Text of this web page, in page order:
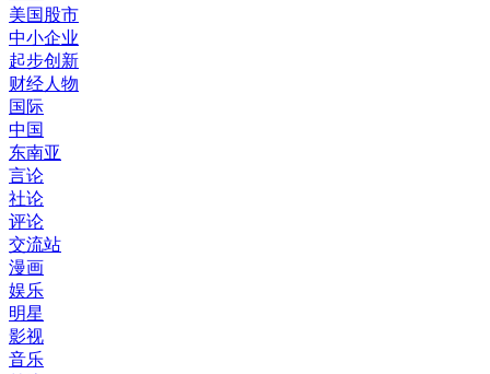
美国股市
中小企业
起步创新
财经人物
国际
中国
东南亚
言论
社论
评论
交流站
漫画
娱乐
明星
影视
音乐